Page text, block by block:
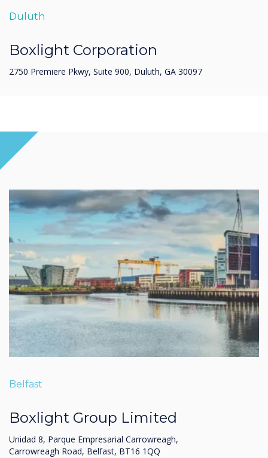
Duluth
Boxlight Corporation
2750 Premiere Pkwy, Suite 900, Duluth, GA 30097
Belfast
Boxlight Group Limited
Unidad 8, Parque Empresarial Carrowreagh,
Carrowreagh Road, Belfast, BT16 1QQ